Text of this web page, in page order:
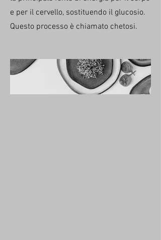
e per il cervello, sostituendo il glucosio.
Questo processo è chiamato chetosi.